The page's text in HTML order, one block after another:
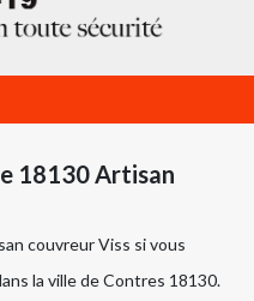
18130 Artisan
couvreur Viss si vous
la ville de Contres 18130.